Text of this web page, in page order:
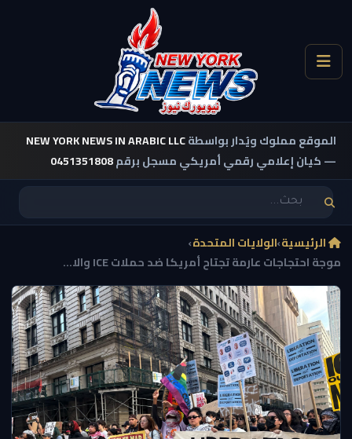
الموقع مملوك ويُدار بواسطةNEW YORK NEWS IN ARABIC LLC
— كيان إعلامي رقمي أمريكي مسجل برقم0451351808
الرئيسية›الولايات المتحدة›
موجة احتجاجات عارمة تجتاح أمريكا ضد حملات ICE والا...